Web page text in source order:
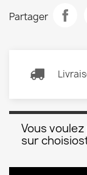
Partager
Vous
sur